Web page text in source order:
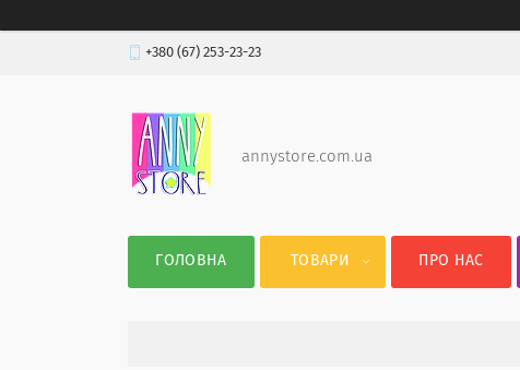
+380 (67) 253-23-23
annystore.com.ua
ГОЛОВНА ТОВАРИ ПРО НАС